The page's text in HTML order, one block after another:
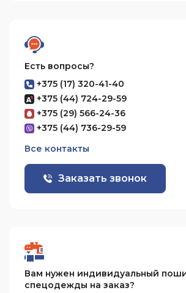
Есть вопросы?
+375 (17) 320-41-40
+375 (44) 724-29-59
+375 (29) 566-24-36
+375 (44) 736-29-59
Все контакты
Заказать звонок
Вам нужен индивидуальный
спецодежды на заказ?